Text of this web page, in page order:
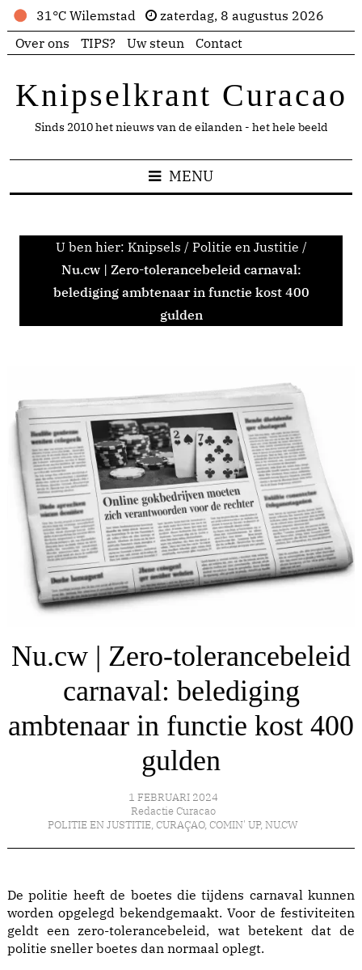
31°C Wilemstad
zaterdag, 8 augustus 2026
Over ons
TIPS? Uw steun Contact
Knipselkrant Curacao
Sinds 2010 het nieuws van de eilanden - het hele beeld
MENU
U ben hier: Knipsels / Politie en Justitie /
Nu.cw | Zero-tolerancebeleid carnaval:
belediging ambtenaar in functie kost 400
gulden
Nu.cw | Zero-tolerancebeleid
carnaval: belediging
ambtenaar in functie kost 400
gulden
1 FEBRUARI 2024
Redactie Curacao
POLITIE EN JUSTITIE, CURAÇAO, COMIN' UP, NU.CW
De politie heeft de boetes die tijdens carnaval kunnen
worden opgelegd bekendgemaakt. Voor de festiviteiten
geldt een zero-tolerancebeleid, wat betekent dat de
politie sneller boetes dan normaal oplegt.